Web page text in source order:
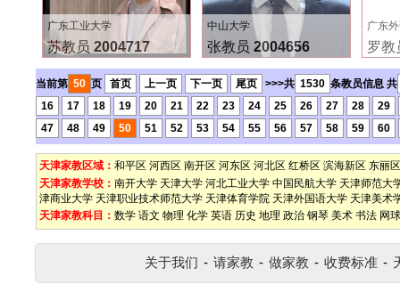
广东工业大学
苏教员 2004717
中山大学
张教员 2004656
广东
罗
当前第 50 页 首页 上一页 下一页 尾页 >>>共 1530 条教员信息 共
16
17 18 19 20 21 22 23 24 25 26 27 28
29
47
48 49 50 51 52 53 54 55 56 57 58 59 60
天津家教区域： 和平区 河西区 南开区 河东区 河北区 红桥区 滨海新区 东丽区
天津家教学校： 南开大学 天津大学 河北工业大学 中国民航大学 天津师范大
津商业大学 天津职业技术师范大学 天津体育学院 天津外国语大学 天津美术
天津家教科目： 数学 语文 物理 化学 英语 历史 地理 政治 钢琴 美术 书法 网球
关于我们 - 请家教 - 做家教 - 收费标准 -